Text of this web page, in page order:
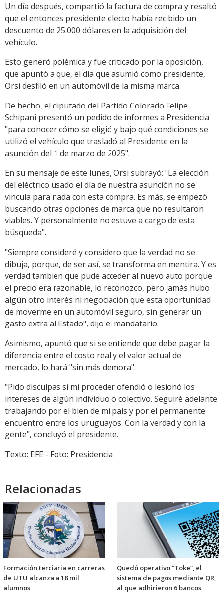
Un día después, compartió la factura de compra y resaltó
que el entonces presidente electo había recibido un
descuento de 25.000 dólares en la adquisición del
vehículo.
Esto generó polémica y fue criticado por la oposición,
que apuntó a que, el día que asumió como presidente,
Orsi desfiló en un automóvil de la misma marca.
De hecho, el diputado del Partido Colorado Felipe
Schipani presentó un pedido de informes a Presidencia
"para conocer cómo se eligió y bajo qué condiciones se
utilizó el vehículo que trasladó al Presidente en la
asunción del 1 de marzo de 2025".
En su mensaje de este lunes, Orsi subrayó: "La elección
del eléctrico usado el día de nuestra asunción no se
vincula para nada con esta compra. Es más, se empezó
buscando otras opciones de marca que no resultaron
viables. Y personalmente no estuve a cargo de esta
búsqueda".
"Siempre consideré y considero que la verdad no se
dibuja, porque, de ser así, se transforma en mentira. Y es
verdad también que pude acceder al nuevo auto porque
el precio era razonable, lo reconozco, pero jamás hubo
algún otro interés ni negociación que esta oportunidad
de moverme en un automóvil seguro, sin generar un
gasto extra al Estado", dijo el mandatario.
Asimismo, apuntó que si se entiende que debe pagar la
diferencia entre el costo real y el valor actual de
mercado, lo hará "sin más demora".
"Pido disculpas si mi proceder ofendió o lesionó los
intereses de algún individuo o colectivo. Seguiré adelante
trabajando por el bien de mi país y por el permanente
encuentro entre los uruguayos. Con la verdad y con la
gente", concluyó el presidente.
Texto: EFE - Foto: Presidencia
Relacionadas
Formación terciaria en carreras
de UTU alcanza a 18 mil
alumnos
Quedó operativo “Toke”, el
sistema de pagos mediante QR,
al que adhirieron 6 bancos